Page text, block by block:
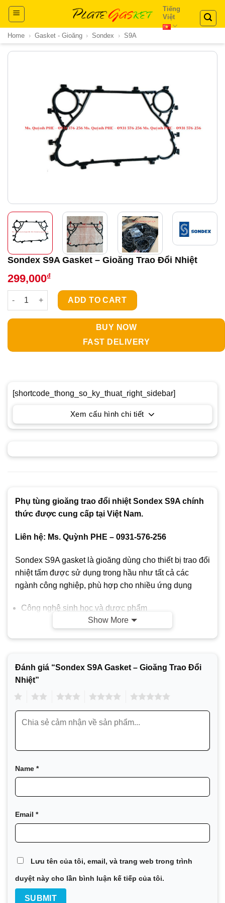
Skip
content
Tiếng
Việt
Home › Gasket - Gioăng › Sondex › S9A
Sondex S9A Gasket – Gioăng Trao Đổi Nhiệt
299,000₫
Sondex S9A Gasket - Gioăng Trao Đổi Nhiệt quantity
ADD TO CART
BUY NOW
FAST DELIVERY
Phụ tùng gioăng trao đổi nhiệt Sondex S9A chính
thức được cung cấp tại Việt Nam.
Liên hệ: Ms. Quỳnh PHE – 0931-576-256
Sondex S9A gasket là gioăng dùng cho thiết bị trao đổi
nhiệt tấm được sử dụng trong hầu như tất cả các
ngành công nghiệp, phù hợp cho nhiều ứng dụng
Công nghệ sinh học và dược phẩm
Hóa chất
HVAC và Điện lạnh
Máy móc và Sản xuất
Hàng hải và Vận tải
Thép
Show More
Đánh giá “Sondex S9A Gasket – Gioăng Trao Đổi
Nhiệt”
Name *
Email *
Lưu tên của tôi, email, và trang web trong trình
duyệt này cho lần bình luận kế tiếp của tôi.
[shortcode_thong_so_ky_thuat_right_sidebar]
Xem cấu hình chi tiết